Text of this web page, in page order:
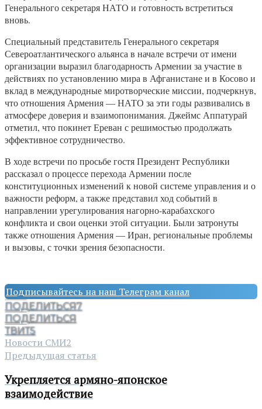
Генерального секретаря НАТО и готовность встретиться
вновь.
Специальный представитель Генерального секретаря
Североатлантического альянса в начале встречи от имени
организации выразил благодарность Армении за участие в
действиях по установлению мира в Афганистане и в Косово и
вклад в международные миротворческие миссии, подчеркнув,
что отношения Армения — НАТО за эти годы развивались в
атмосфере доверия и взаимопонимания. Джеймс Аппатурай
отметил, что покинет Ереван с решимостью продолжать
эффективное сотрудничество.
В ходе встречи по просьбе гостя Президент Республики
рассказал о процессе перехода Армении после
конституционных изменений к новой системе управления и о
важности реформ, а также представил ход событий в
направлении урегулирования нагорно-карабахского
конфликта и свои оценки этой ситуации. Были затронуты
также отношения Армения — Иран, региональные проблемы
и вызовы, с точки зрения безопасности.
Подписывайтесь на наш Телеграм канал
ПОДЕЛИТЬСЯ7
ПОДЕЛИТЬСЯ
ТВИТ5
Новости СМИ2
Предыдущая статья
Укрепляется армяно-японское
взаимодействие